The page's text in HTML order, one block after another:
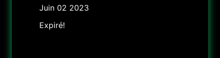
Juin 02 2023
Expiré!